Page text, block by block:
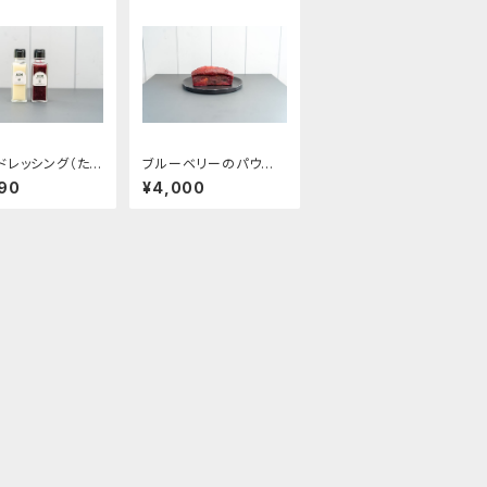
ッシング（たま
ルーベリー）
ブルーベリーのパウンド
ケーキ
¥4,000